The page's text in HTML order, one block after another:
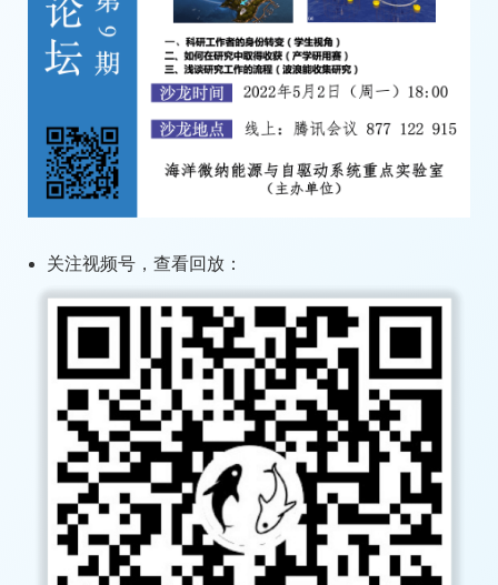
关注视频号，查看回放：